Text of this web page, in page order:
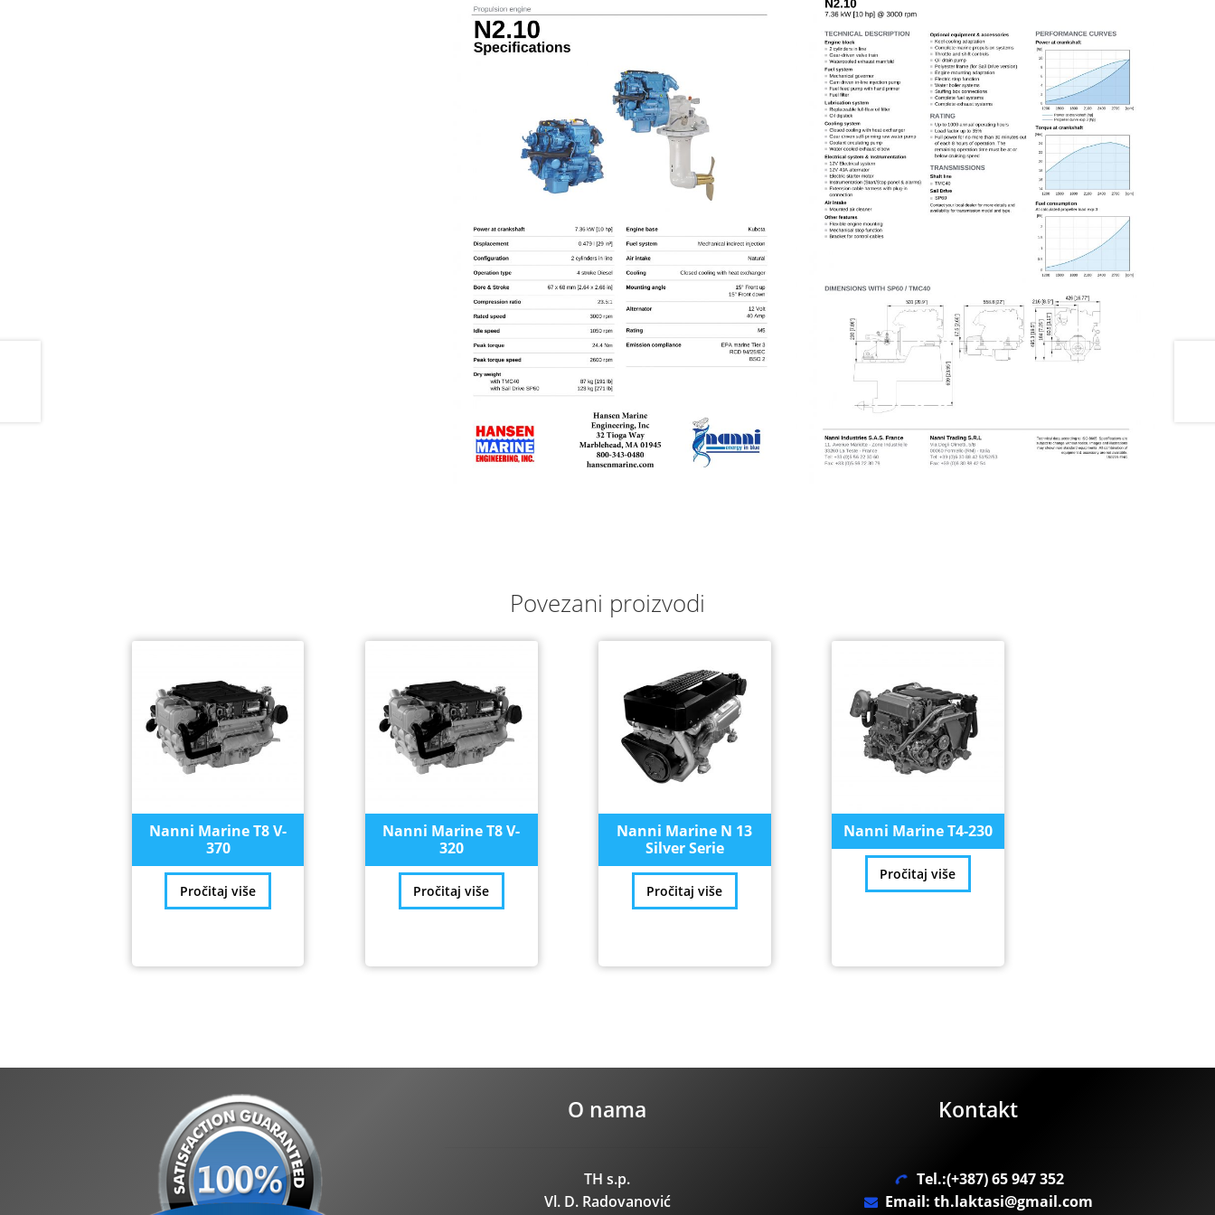
Povezani proizvodi
Nanni Marine T8 V-
370
Pročitaj više
Nanni Marine T8 V-
320
Pročitaj više
Nanni Marine N 13
Silver Serie
Pročitaj više
Nanni Marine T4-230
Pročitaj više
O nama
TH s.p.
Vl. D. Radovanović
Kontakt
Tel.:(+387) 65 947 352
Email: th.laktasi@gmail.com